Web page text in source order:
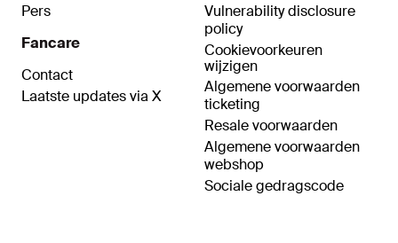
Pers
Fancare
Contact
Laatste updates via X
Vulnerability disclosure
policy
Cookievoorkeuren
wijzigen
Algemene voorwaarden
ticketing
Resale voorwaarden
Algemene voorwaarden
webshop
Sociale gedragscode